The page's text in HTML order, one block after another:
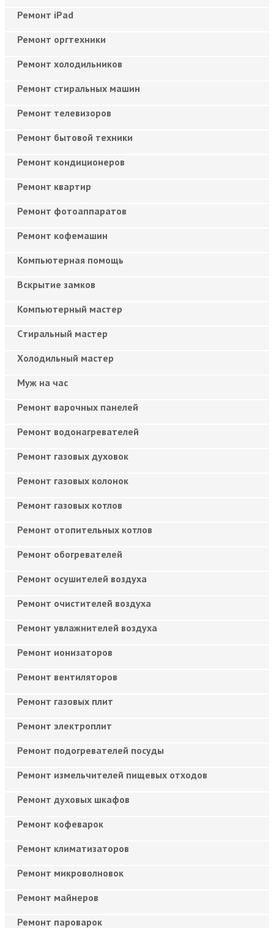
Ремонт iPad
Ремонт оргтехники
Ремонт холодильников
Ремонт стиральных машин
Ремонт телевизоров
Ремонт бытовой техники
Ремонт кондиционеров
Ремонт квартир
Ремонт фотоаппаратов
Ремонт кофемашин
Компьютерная помощь
Вскрытие замков
Компьютерный мастер
Cтиральный мастер
Холодильный мастер
Муж на час
Ремонт варочных панелей
Ремонт водонагревателей
Ремонт газовых духовок
Ремонт газовых колонок
Ремонт газовых котлов
Ремонт отопительных котлов
Ремонт обогревателей
Ремонт осушителей воздуха
Ремонт очистителей воздуха
Ремонт увлажнителей воздуха
Ремонт ионизаторов
Ремонт вентиляторов
Ремонт газовых плит
Ремонт электроплит
Ремонт подогревателей посуды
Ремонт измельчителей пищевых отходов
Ремонт духовых шкафов
Ремонт кофеварок
Ремонт климатизаторов
Ремонт микроволновок
Ремонт майнеров
Ремонт пароварок